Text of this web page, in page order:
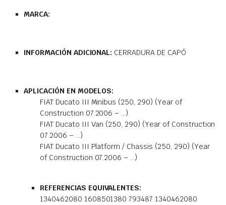
MARCA:
INFORMACIÓN ADICIONAL: CERRADURA DE CAPÓ
APLICACIÓN EN MODELOS:
FIAT Ducato III Minibus (250, 290) (Year of
Construction 07.2006 – …)
FIAT Ducato III Van (250, 290) (Year of Construction
07.2006 – …)
FIAT Ducato III Platform / Chassis (250, 290) (Year
of Construction 07.2006 – …)
REFERENCIAS EQUIVALENTES:
1340462080 1608501380 793487 1340462080